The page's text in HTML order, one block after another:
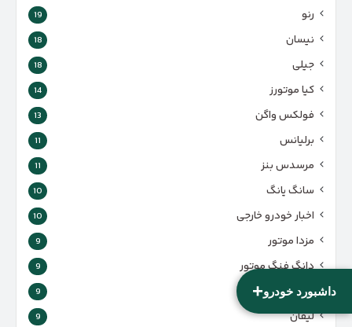
+داشبورد خودرو
رنو 19
نیسان 18
جیلی 18
کیا موتورز 14
فولکس واگن 13
برلیانس 11
مرسدس بنز 11
سانگ یانگ 10
اخبار خودرو خارجی 10
مزدا موتور 9
دانگ فنگ موتور 9
لوکانو 9
لیفان 9